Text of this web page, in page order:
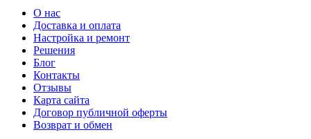
О нас
Доставка и оплата
Настройка и ремонт
Решения
Блог
Контакты
Отзывы
Карта сайта
Договор публичной оферты
Возврат и обмен